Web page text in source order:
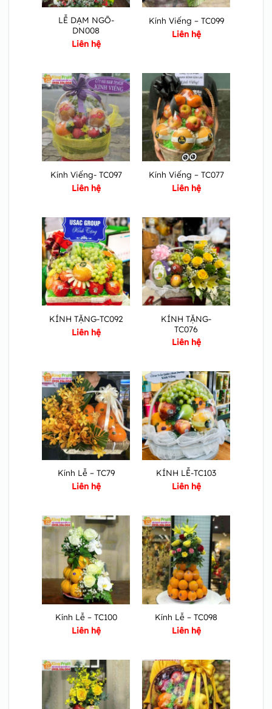
LỄ DẠM NGÕ-
DN008
Liên hệ
Kính Viếng – TC099
Liên hệ
Kính Viếng- TC097
Liên hệ
Kính Viếng – TC077
Liên hệ
KÍNH TẶNG-TC092
Liên hệ
KÍNH TẶNG-
TC076
Liên hệ
Kính Lễ – TC79
Liên hệ
KÍNH LỄ-TC103
Liên hệ
Kính Lễ – TC100
Liên hệ
Kính Lễ – TC098
Liên hệ